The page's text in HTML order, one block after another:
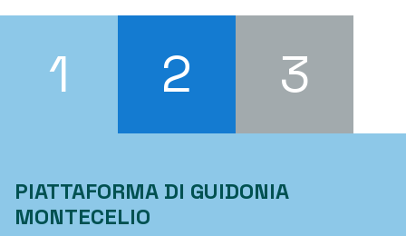
1 2 3
PIATTAFORMA DI GUIDONIA
MONTECELIO